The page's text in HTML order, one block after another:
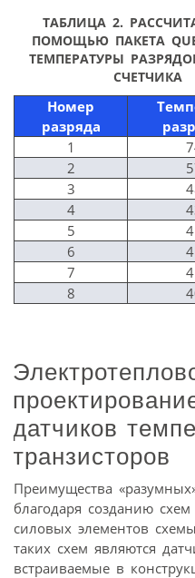
ТАБЛИЦА 2.
ПОМОЩЬЮ ПАКЕТА
ТЕМПЕРАТУРЫ
СЧЕТЧИКА
Номер
разряда
1
2
3
4
5
6
7
8
датчиков
транзисторов
Преимущества
благодаря созданию
силовых элементов
таких схем являются
встраиваемые в